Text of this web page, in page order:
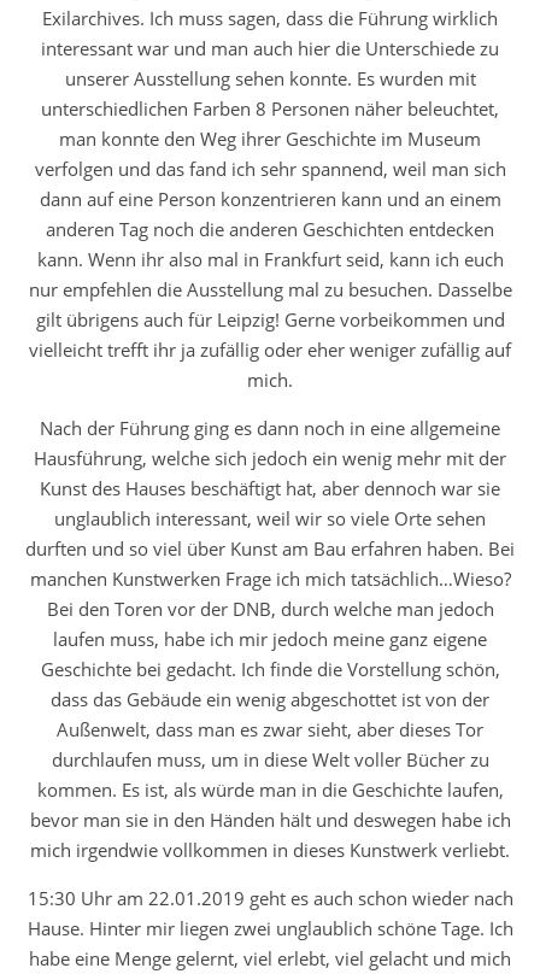
Exilarchives. Ich muss sagen, dass die Führung wirklich
interessant war und man auch hier die Unterschiede zu
unserer Ausstellung sehen konnte. Es wurden mit
unterschiedlichen Farben 8 Personen näher beleuchtet,
man konnte den Weg ihrer Geschichte im Museum
verfolgen und das fand ich sehr spannend, weil man sich
dann auf eine Person konzentrieren kann und an einem
anderen Tag noch die anderen Geschichten entdecken
kann. Wenn ihr also mal in Frankfurt seid, kann ich euch
nur empfehlen die Ausstellung mal zu besuchen. Dasselbe
gilt übrigens auch für Leipzig! Gerne vorbeikommen und
vielleicht trefft ihr ja zufällig oder eher weniger zufällig auf
mich.
Nach der Führung ging es dann noch in eine allgemeine
Hausführung, welche sich jedoch ein wenig mehr mit der
Kunst des Hauses beschäftigt hat, aber dennoch war sie
unglaublich interessant, weil wir so viele Orte sehen
durften und so viel über Kunst am Bau erfahren haben. Bei
manchen Kunstwerken Frage ich mich tatsächlich…Wieso?
Bei den Toren vor der DNB, durch welche man jedoch
laufen muss, habe ich mir jedoch meine ganz eigene
Geschichte bei gedacht. Ich finde die Vorstellung schön,
dass das Gebäude ein wenig abgeschottet ist von der
Außenwelt, dass man es zwar sieht, aber dieses Tor
durchlaufen muss, um in diese Welt voller Bücher zu
kommen. Es ist, als würde man in die Geschichte laufen,
bevor man sie in den Händen hält und deswegen habe ich
mich irgendwie vollkommen in dieses Kunstwerk verliebt.
15:30 Uhr am 22.01.2019 geht es auch schon wieder nach
Hause. Hinter mir liegen zwei unglaublich schöne Tage. Ich
habe eine Menge gelernt, viel erlebt, viel gelacht und mich